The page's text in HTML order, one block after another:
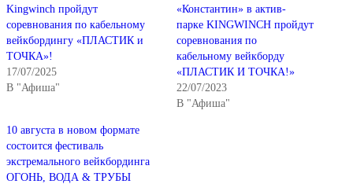
Kingwinch пройдут
соревнования по кабельному
вейкбордингу «ПЛАСТИК и
ТОЧКА»!
17/07/2025
В "Афиша"
«Константин» в актив-
парке KINGWINCH пройдут
соревнования по
кабельному вейкборду
«ПЛАСТИК И ТОЧКА!»
22/07/2023
В "Афиша"
10 августа в новом формате
состоится фестиваль
экстремального вейкбординга
ОГОНЬ, ВОДА & ТРУБЫ